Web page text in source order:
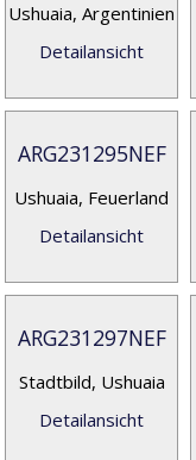
Ushuaia, Argentinien
Detailansicht
ARG231295NEF
Ushuaia, Feuerland
Detailansicht
ARG231297NEF
Stadtbild, Ushuaia
Detailansicht